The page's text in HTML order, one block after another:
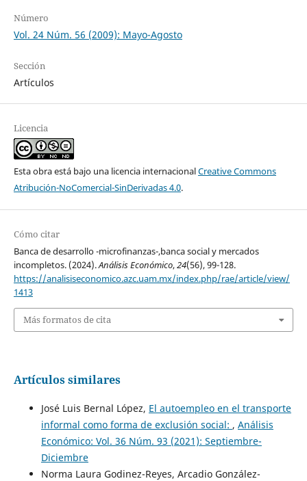
Número
Vol. 24 Núm. 56 (2009): Mayo-Agosto
Sección
Artículos
Licencia
Esta obra está bajo una licencia internacionalCreative Commons
Atribución-NoComercial-SinDerivadas 4.0.
Cómo citar
Banca de desarrollo -microfinanzas-,banca social y mercados
incompletos. (2024).Análisis Económico,24(56), 99-128.
https://analisiseconomico.azc.uam.mx/index.php/rae/article/view/
1413
Más formatos de cita
Artículos similares
José Luis Bernal López, El autoempleo en el transporte
informal como forma de exclusión social: , Análisis
Económico: Vol. 36 Núm. 93 (2021): Septiembre-
Diciembre
Norma Laura Godinez-Reyes, Arcadio González-